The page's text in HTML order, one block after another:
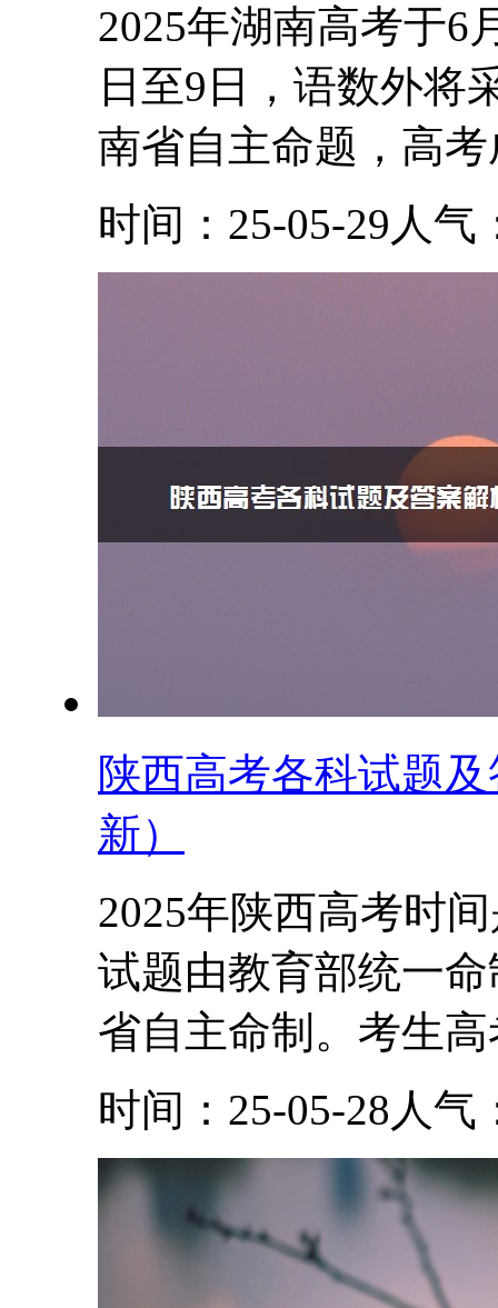
2025年湖南高考于6
日至9日，语数外将
南省自主命题，高考
时间：25-05-29 人气
陕西高考各科试题
新）
2025年陕西高考时
试题由教育部统一
省自主命制。考生
时间：25-05-28 人气